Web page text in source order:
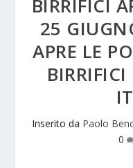
BIRRIFICI
25
APRE LE
Inserito da Paolo
0